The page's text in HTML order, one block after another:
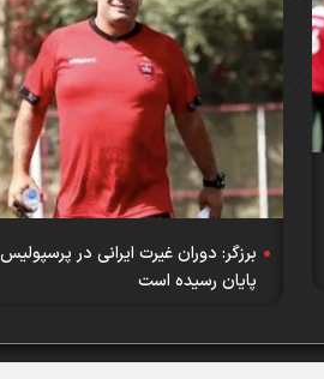
برزگر: دوران غیرت ایرانی در
پایان رسیده است